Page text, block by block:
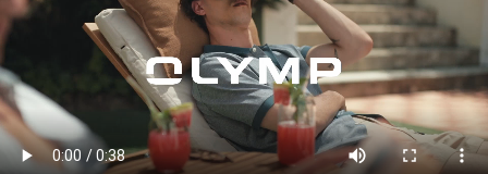
Пуловер мужской OLYMP
359,00Руб.
Подробнее
Сорочка мужская OLYMP
328,00Руб.
Подробнее